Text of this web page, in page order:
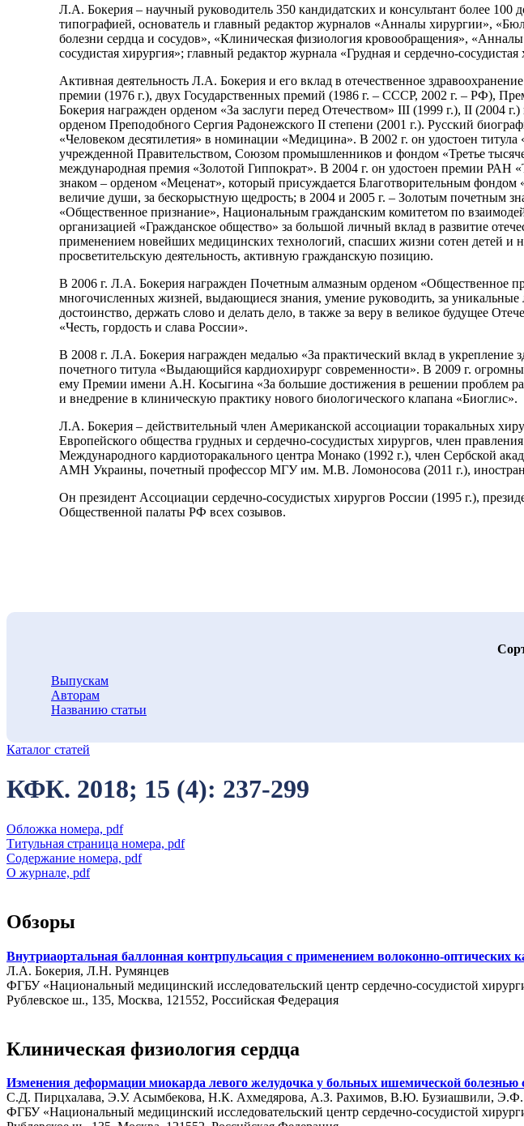
Л.А. Бокерия – научный руководитель 350 кандидатских и консультант более
типографией, основатель и главный редактор журналов «Анналы хирургии»,
болезни сердца и сосудов», «Клиническая физиология кровообращения»,
сосудистая хирургия»; главный редактор журнала «Грудная и сердечно-сосудистая
Активная деятельность Л.А. Бокерия и его вклад в отечественное
премии (1976 г.), двух Государственных премий (1986 г. – СССР, 2002 г. – РФ),
Бокерия награжден орденом «За заслуги перед Отечеством» III (1999 г.), II (2004
орденом Преподобного Сергия Радонежского II степени (2001 г.). Русский
«Человеком десятилетия» в номинации «Медицина». В 2002 г. он удостоен
учрежденной Правительством, Союзом промышленников и фондом «Третье
международная премия «Золотой Гиппократ». В 2004 г. он удостоен премии
знаком – орденом «Меценат», который присуждается Благотворительным
величие души, за бескорыстную щедрость; в 2004 и 2005 г. – Золотым почетным
«Общественное признание», Национальным гражданским комитетом по
организацией «Гражданское общество» за большой личный вклад в развитие
применением новейших медицинских технологий, спасших жизни сотен детей
просветительскую деятельность, активную гражданскую позицию.
В 2006 г. Л.А. Бокерия награжден Почетным алмазным орденом «Общественное
многочисленных жизней, выдающиеся знания, умение руководить, за уникальные
достоинство, держать слово и делать дело, в также за веру в великое будущее
«Честь, гордость и слава России».
В 2008 г. Л.А. Бокерия награжден медалью «За практический вклад в
почетного титула «Выдающийся кардиохирург современности». В 2009 г.
ему Премии имени А.Н. Косыгина «За большие достижения в решении проблем
и внедрение в клиническую практику нового биологического клапана «Биоглис».
Л.А. Бокерия – действительный член Американской ассоциации торакальных
Европейского общества грудных и сердечно-сосудистых хирургов, член
Международного кардиоторакального центра Монако (1992 г.), член Сербской
АМН Украины, почетный профессор МГУ им. М.В. Ломоносова (2011 г.),
Он президент Ассоциации сердечно-сосудистых хирургов России (1995 г.),
Общественной палаты РФ всех созывов.
Выпускам
Авторам
Названию статьи
Каталог статей
КФК. 2018; 15 (4): 237-299
Обложка номера, pdf
Титульная страница номера, pdf
Содержание номера, pdf
О журнале, pdf
Обзоры
Внутриаортальная баллонная контрпульсация с применением волоконно-оптических
Л.А. Бокерия, Л.Н. Румянцев
ФГБУ «Национальный медицинский исследовательский центр сердечно-сосудистой
Рублевское ш., 135, Москва, 121552, Российская Федерация
Клиническая физиология сердца
Изменения деформации миокарда левого желудочка у больных ишемической болезнью
С.Д. Пирцхалава, Э.У. Асымбекова, Н.К. Ахмедярова, А.З. Рахимов, В.Ю. Бузиашвили,
ФГБУ «Национальный медицинский исследовательский центр сердечно-сосудистой